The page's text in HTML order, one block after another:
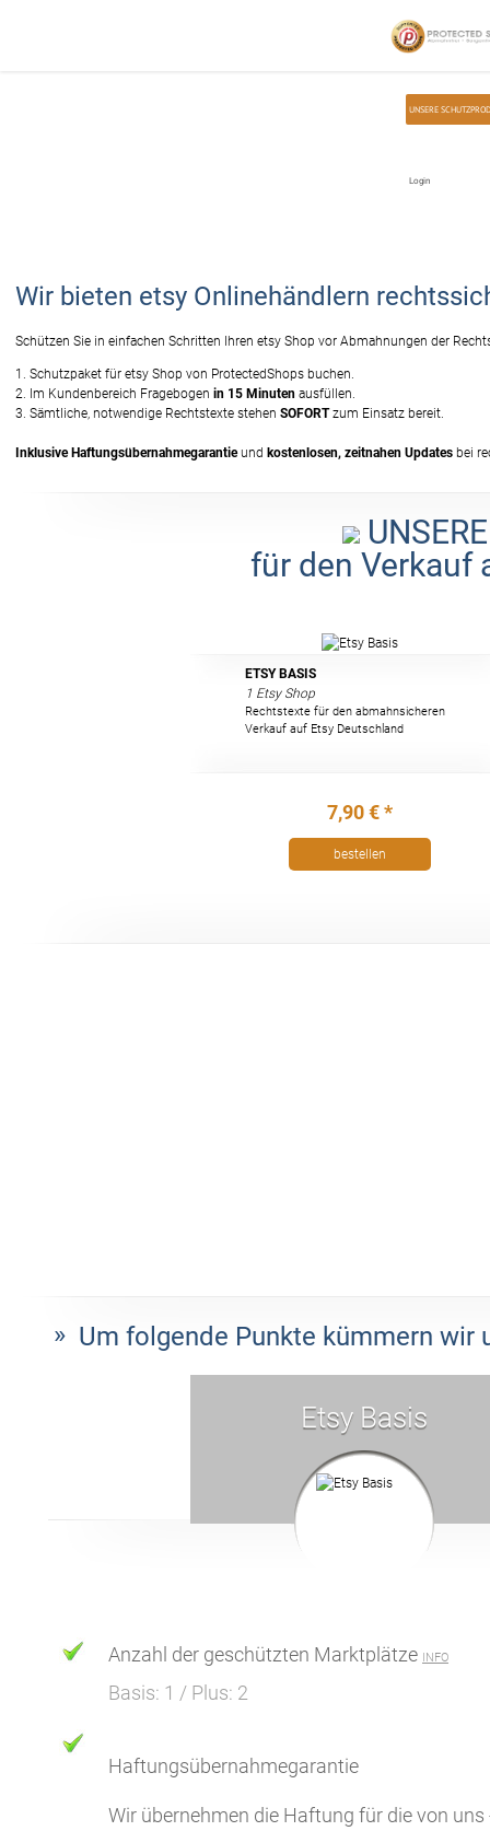
UNSERE
Login
Wir bieten etsy Onlinehändlern
Schützen Sie in einfachen Schritten Ihren etsy Shop vor Abmahnungen der
1. Schutzpaket für etsy Shop von ProtectedShops buchen.
2. Im Kundenbereich Fragebogen in 15 Minuten ausfüllen.
3. Sämtliche, notwendige Rechtstexte stehen SOFORTzum Einsatz bereit.
Inklusive Haftungsübernahmegarantieund kostenlosen, zeitnahen Updates bei
für den Verkauf
ETSY BASIS
1 Etsy Shop
Rechtstexte für den abmahnsicheren
Verkauf auf Etsy Deutschland
7,90 € *
bestellen
Um folgende Punkte kümmern wir
Etsy Basis
Anzahl der geschützten Marktplätze INFO
Basis: 1 / Plus: 2
Haftungsübernahmegarantie
Wir übernehmen die Haftung für die von